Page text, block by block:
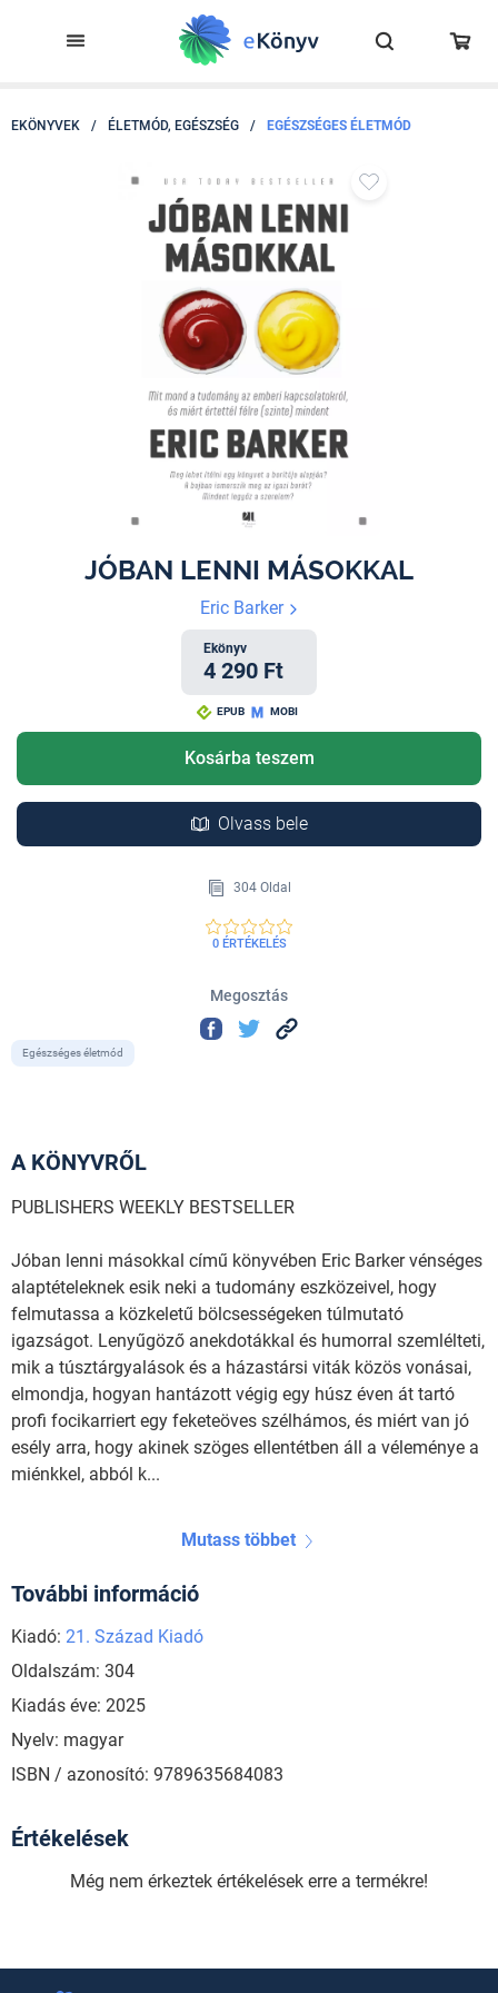
EKÖNYVEK / ÉLETMÓD, EGÉSZSÉG / EGÉSZSÉGES ÉLETMÓD
JÓBAN LENNI MÁSOKKAL
Eric Barker
Ekönyv
4 290 Ft
EPUB MOBI
Kosárba teszem
Olvass bele
304 Oldal
0 ÉRTÉKELÉS
Megosztás
Egészséges életmód
A KÖNYVRŐL
PUBLISHERS WEEKLY BESTSELLER
Jóban lenni másokkal című könyvében Eric Barker vénséges
alaptételeknek esik neki a tudomány eszközeivel, hogy
felmutassa a közkeletű bölcsességeken túlmutató
igazságot. Lenyűgöző anekdotákkal és humorral szemlélteti,
mik a túsztárgyalások és a házastársi viták közös vonásai,
elmondja, hogyan hantázott végig egy húsz éven át tartó
profi focikarriert egy feketeöves szélhámos, és miért van jó
esély arra, hogy akinek szöges ellentétben áll a véleménye a
miénkkel, abból k...
Mutass többet
További információ
Kiadó: 21. Század Kiadó
Oldalszám: 304
Kiadás éve: 2025
Nyelv: magyar
ISBN / azonosító: 9789635684083
Értékelések
Még nem érkeztek értékelések erre a termékre!